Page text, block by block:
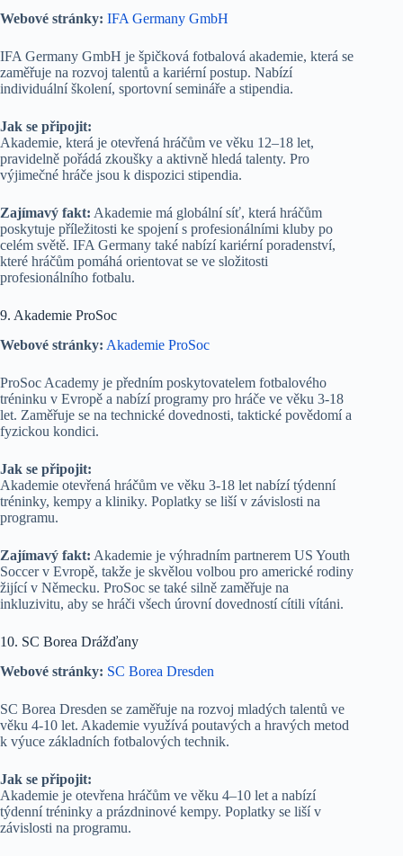
Webové stránky: IFA Germany GmbH
IFA Germany GmbH je špičková fotbalová akademie, která se
zaměřuje na rozvoj talentů a kariérní postup. Nabízí
individuální školení, sportovní semináře a stipendia.
Jak se připojit:
Akademie, která je otevřená hráčům ve věku 12–18 let,
pravidelně pořádá zkoušky a aktivně hledá talenty. Pro
výjimečné hráče jsou k dispozici stipendia.
Zajímavý fakt: Akademie má globální síť, která hráčům
poskytuje příležitosti ke spojení s profesionálními kluby po
celém světě. IFA Germany také nabízí kariérní poradenství,
které hráčům pomáhá orientovat se ve složitosti
profesionálního fotbalu.
9. Akademie ProSoc
Webové stránky: Akademie ProSoc
ProSoc Academy je předním poskytovatelem fotbalového
tréninku v Evropě a nabízí programy pro hráče ve věku 3-18
let. Zaměřuje se na technické dovednosti, taktické povědomí a
fyzickou kondici.
Jak se připojit:
Akademie otevřená hráčům ve věku 3-18 let nabízí týdenní
tréninky, kempy a kliniky. Poplatky se liší v závislosti na
programu.
Zajímavý fakt: Akademie je výhradním partnerem US Youth
Soccer v Evropě, takže je skvělou volbou pro americké rodiny
žijící v Německu. ProSoc se také silně zaměřuje na
inkluzivitu, aby se hráči všech úrovní dovedností cítili vítáni.
10. SC Borea Drážďany
Webové stránky: SC Borea Dresden
SC Borea Dresden se zaměřuje na rozvoj mladých talentů ve
věku 4-10 let. Akademie využívá poutavých a hravých metod
k výuce základních fotbalových technik.
Jak se připojit:
Akademie je otevřena hráčům ve věku 4–10 let a nabízí
týdenní tréninky a prázdninové kempy. Poplatky se liší v
závislosti na programu.